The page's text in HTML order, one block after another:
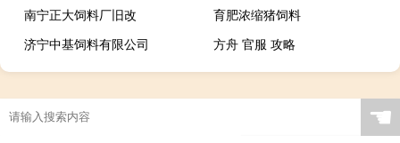
南宁正大饲料厂旧改
育肥浓缩猪饲料
济宁中基饲料有限公司
方舟 官服 攻略
☚